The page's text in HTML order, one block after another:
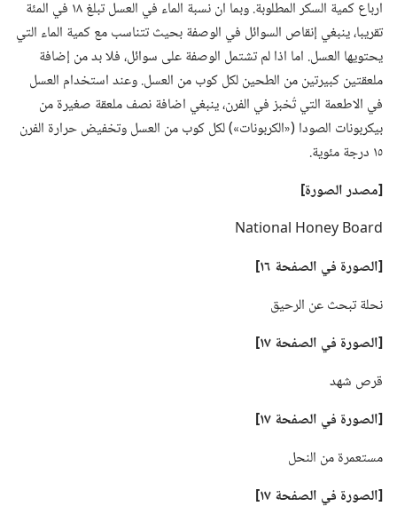
ارباع كمية السكر المطلوبة.‏ وبما ان نسبة الماء في العسل تبلغ ١٨ في المئة
تقريبا،‏ ينبغي إنقاص السوائل في الوصفة بحيث تتناسب مع كمية الماء التي
يحتويها العسل.‏ اما اذا لم تشتمل الوصفة على سوائل،‏ فلا بد من إضافة
ملعقتين كبيرتين من الطحين لكل كوب من العسل.‏ وعند استخدام العسل
في الاطعمة التي تُخبز في الفرن،‏ ينبغي اضافة نصف ملعقة صغيرة من
بيكربونات الصودا (‏«الكربونات»)‏ لكل كوب من العسل وتخفيض حرارة الفرن
١٥ درجة مئوية.‏
‏[مصدر الصورة]‏
National Honey Board
‏[الصورة في الصفحة ١٦]‏
نحلة تبحث عن الرحيق
‏[الصورة في الصفحة ١٧]‏
قرص شهد
‏[الصورة في الصفحة ١٧]‏
مستعمرة من النحل
‏[الصورة في الصفحة ١٧]‏